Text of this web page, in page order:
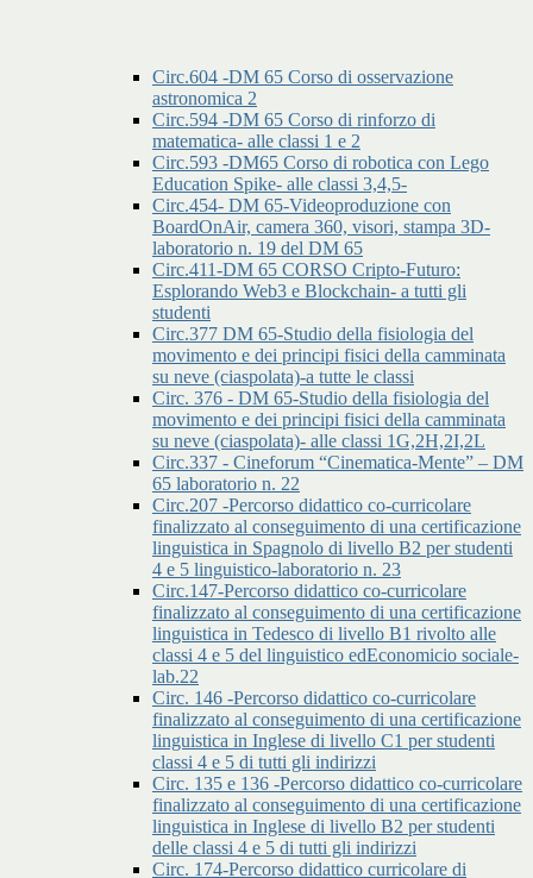
Circ.604 -DM 65 Corso di osservazione
astronomica 2
Circ.594 -DM 65 Corso di rinforzo di
matematica- alle classi 1 e 2
Circ.593 -DM65 Corso di robotica con Lego
Education Spike- alle classi 3,4,5-
Circ.454- DM 65-Videoproduzione con
BoardOnAir, camera 360, visori, stampa 3D-
laboratorio n. 19 del DM 65
Circ.411-DM 65 CORSO Cripto-Futuro:
Esplorando Web3 e Blockchain- a tutti gli
studenti
Circ.377 DM 65-Studio della fisiologia del
movimento e dei principi fisici della camminata
su neve (ciaspolata)-a tutte le classi
Circ. 376 - DM 65-Studio della fisiologia del
movimento e dei principi fisici della camminata
su neve (ciaspolata)- alle classi 1G,2H,2I,2L
Circ.337 - Cineforum “Cinematica-Mente” – DM
65 laboratorio n. 22
Circ.207 -Percorso didattico co-curricolare
finalizzato al conseguimento di una certificazione
linguistica in Spagnolo di livello B2 per studenti
4 e 5 linguistico-laboratorio n. 23
Circ.147-Percorso didattico co-curricolare
finalizzato al conseguimento di una certificazione
linguistica in Tedesco di livello B1 rivolto alle
classi 4 e 5 del linguistico edEconomicio sociale-
lab.22
Circ. 146 -Percorso didattico co-curricolare
finalizzato al conseguimento di una certificazione
linguistica in Inglese di livello C1 per studenti
classi 4 e 5 di tutti gli indirizzi
Circ. 135 e 136 -Percorso didattico co-curricolare
finalizzato al conseguimento di una certificazione
linguistica in Inglese di livello B2 per studenti
delle classi 4 e 5 di tutti gli indirizzi
Circ. 174-Percorso didattico curricolare di